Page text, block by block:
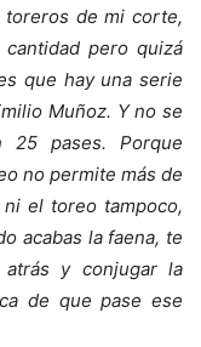
toreros de mi corte,
pero quizá
que hay una serie
Muñoz. Y no se
25 pases. Porque
no permite más de
el toreo tampoco,
acabas la faena, te
y conjugar la
de que pase ese